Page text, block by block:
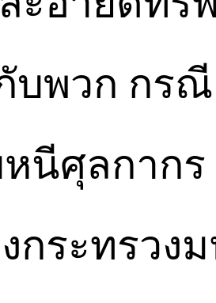
บพวก กร
นีศุลกาก
กระทรวง